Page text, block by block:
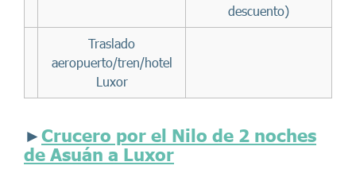
descuento)
Traslado
aeropuerto/tren/hotel
Luxor
►Crucero por el Nilo de 2 noches
de Asuán a Luxor